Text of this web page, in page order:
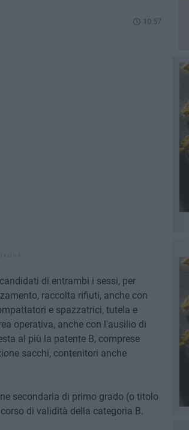
10.57
di entrambi i sessi, per
raccolta rifiuti, anche con
e spazzatrici, tutela e
operativa, anche con l'ausilio di
al più la patente B, comprese
sacchi, contenitori anche
secondaria di primo grado (o titolo
di validità della categoria B.